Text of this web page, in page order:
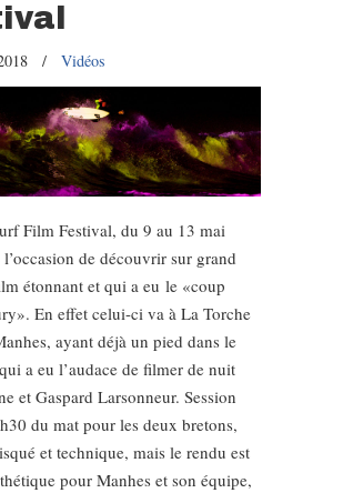
/ Vidéos
Film Festival, du 9 au 13 mai
de découvrir sur grand
étonnant et qui a eu le «coup
En effet celui-ci va à La Torche
ayant déjà un pied dans le
a eu l’audace de filmer de nuit
et Gaspard Larsonneur. Session
du mat pour les deux bretons,
et technique, mais le rendu est
pour Manhes et son équipe,